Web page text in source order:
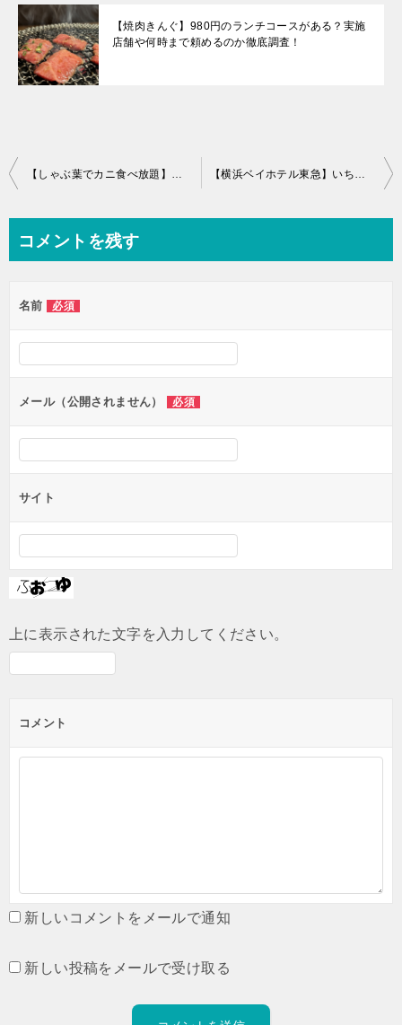
【焼肉きんぐ】980円のランチコースがある？実施
店舗や何時まで頼めるのか徹底調査！
投
ビ
ー
シ
ン
【しゃぶ葉でカニ食べ放題】いつまで？開催店舗や土日やランチでも食べられるのか徹底調査！ 【横浜ベイホテル東急】いちごビュッフェはいつから？予約は必要？アクセスを調べてみた！
コメントを残す
名前 必須
メール（公開されません） 必須
サイト
上に表示された文字を入力してください。
コメント
新しいコメントをメールで通知
新しい投稿をメールで受け取る